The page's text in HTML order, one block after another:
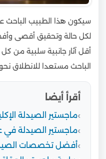
سيكون هذا الطبيب الباحث
لكل حالة وتحقيق أقصى
أقل آثار جانبية سلبية من
الباحث مستعدا للانطلاق
أقرأ أيضا
ماجستير الصيدلة
ماجستير الصيدلة
أفضل تخصصات